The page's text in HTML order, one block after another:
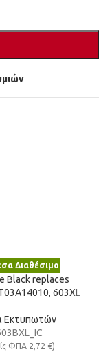
Διαθέσιμο
Black replaces
603XL
Εκτυπωτών
ΦΠΑ 2,72 €)